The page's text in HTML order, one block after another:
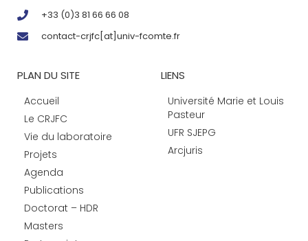
+33 (0)3 81 66 66 08
contact-crjfc[at]univ-fcomte.fr
PLAN DU SITE
Accueil
Le CRJFC
Vie du laboratoire
Projets
Agenda
Publications
Doctorat – HDR
Masters
LIENS
Université Marie et Louis
Pasteur
UFR SJEPG
Arcjuris